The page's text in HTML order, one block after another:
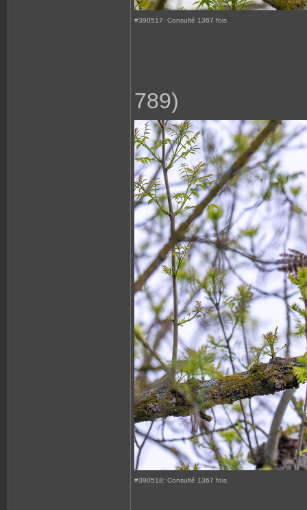
#390517: Consulté 1367 fois
789)
#390518: Consulté 1367 fois